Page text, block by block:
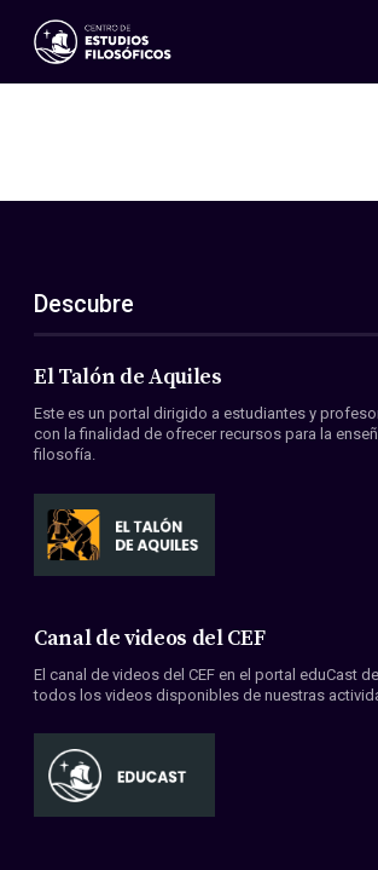
Eventos
ES
EN
Acerca de nosotros
Miembros
Convenios
Descubre
El Talón de Aquiles
Este es un portal dirigido a estudiantes y
con la finalidad de ofrecer recursos para la
filosofía.
Canal de videos del CEF
El canal de videos del CEF en el portal eduCast
todos los videos disponibles de nuestras